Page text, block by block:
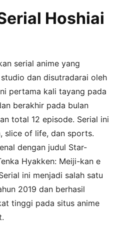
Hoshiai
serial anime yang
dan disutradarai oleh
pertama kali tayang pada
berakhir pada bulan
total 12 episode. Serial ini
slice of life, dan sports.
dengan judul Star-
Hyakken: Meiji-kan e
ini menjadi salah satu
2019 dan berhasil
tinggi pada situs anime